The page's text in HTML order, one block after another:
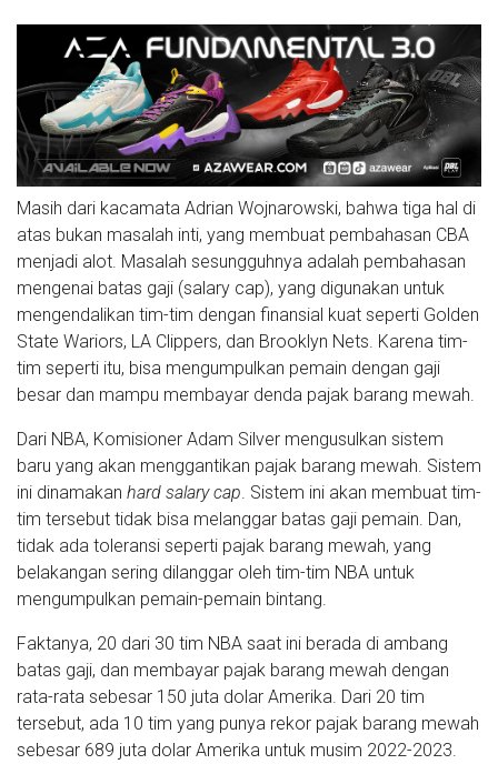
Masih dari kacamata Adrian Wojnarowski, bahwa tiga hal di
atas bukan masalah inti, yang membuat pembahasan CBA
menjadi alot. Masalah sesungguhnya adalah pembahasan
mengenai batas gaji (salary cap), yang digunakan untuk
mengendalikan tim-tim dengan finansial kuat seperti Golden
State Wariors, LA Clippers, dan Brooklyn Nets. Karena tim-
tim seperti itu, bisa mengumpulkan pemain dengan gaji
besar dan mampu membayar denda pajak barang mewah.
Dari NBA, Komisioner Adam Silver mengusulkan sistem
baru yang akan menggantikan pajak barang mewah. Sistem
ini dinamakan hard salary cap. Sistem ini akan membuat tim-
tim tersebut tidak bisa melanggar batas gaji pemain. Dan,
tidak ada toleransi seperti pajak barang mewah, yang
belakangan sering dilanggar oleh tim-tim NBA untuk
mengumpulkan pemain-pemain bintang.
Faktanya, 20 dari 30 tim NBA saat ini berada di ambang
batas gaji, dan membayar pajak barang mewah dengan
rata-rata sebesar 150 juta dolar Amerika. Dari 20 tim
tersebut, ada 10 tim yang punya rekor pajak barang mewah
sebesar 689 juta dolar Amerika untuk musim 2022-2023.